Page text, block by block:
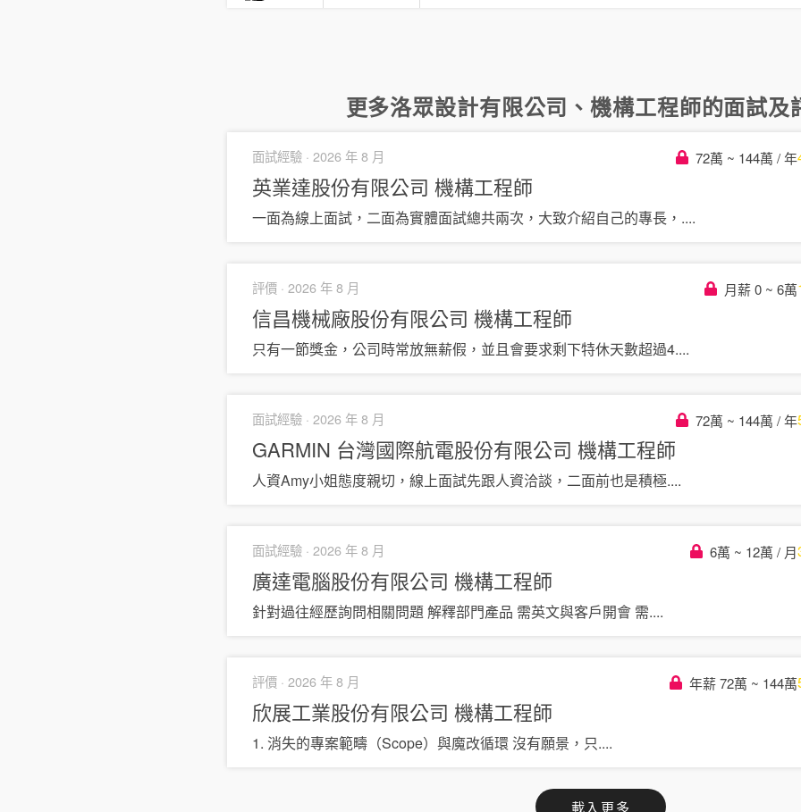
更多洛眾設計有限公司 、機構工程師的面試及
面試經驗 · 2026 年 8 月 72萬 ~ 144萬 / 年
英業達股份有限公司 機構工程師
一面為線上面試，二面為實體面試總共兩次，大致介紹自己的專長， ....
評價 · 2026 年 8 月 月薪 0 ~ 6萬
信昌機械廠股份有限公司 機構工程師
只有一節獎金，公司時常放無薪假，並且會要求剩下特休天數超過4....
面試經驗 · 2026 年 8 月 72萬 ~ 144萬 / 年
GARMIN 台灣國際航電股份有限公司 機構工程師
人資Amy小姐態度親切，線上面試先跟人資洽談，二面前也是積極....
面試經驗 · 2026 年 8 月 6萬 ~ 12萬 / 月
廣達電腦股份有限公司 機構工程師
針對過往經歷詢問相關問題 解釋部門產品 需英文與客戶開會 需....
評價 · 2026 年 8 月 年薪 72萬 ~ 144萬
欣展工業股份有限公司 機構工程師
1. 消失的專案範疇（Scope）與魔改循環 沒有願景，只....
載入更多